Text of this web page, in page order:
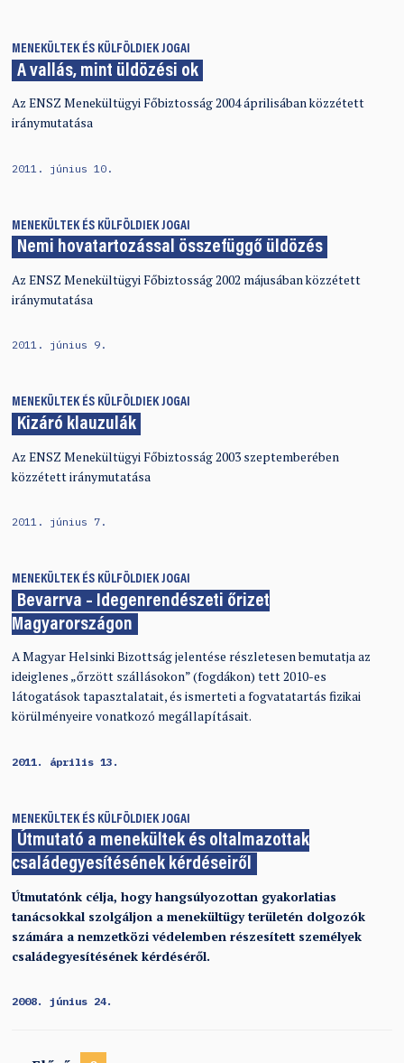
MENEKÜLTEK ÉS KÜLFÖLDIEK JOGAI
A vallás, mint üldözési ok
Az ENSZ Menekültügyi Főbiztosság 2004 áprilisában közzétett
iránymutatása
2011. június 10.
MENEKÜLTEK ÉS KÜLFÖLDIEK JOGAI
Nemi hovatartozással összefüggő üldözés
Az ENSZ Menekültügyi Főbiztosság 2002 májusában közzétett
iránymutatása
2011. június 9.
MENEKÜLTEK ÉS KÜLFÖLDIEK JOGAI
Kizáró klauzulák
Az ENSZ Menekültügyi Főbiztosság 2003 szeptemberében
közzétett iránymutatása
2011. június 7.
MENEKÜLTEK ÉS KÜLFÖLDIEK JOGAI
Bevarrva – Idegenrendészeti őrizet
Magyarországon
A Magyar Helsinki Bizottság jelentése részletesen bemutatja az
ideiglenes „őrzött szállásokon” (fogdákon) tett 2010-es
látogatások tapasztalatait, és ismerteti a fogvatatartás fizikai
körülményeire vonatkozó megállapításait.
2011. április 13.
MENEKÜLTEK ÉS KÜLFÖLDIEK JOGAI
Útmutató a menekültek és oltalmazottak
családegyesítésének kérdéseiről
Útmutatónk célja, hogy hangsúlyozottan gyakorlatias
tanácsokkal szolgáljon a menekültügy területén dolgozók
számára a nemzetközi védelemben részesített személyek
családegyesítésének kérdéséről.
2008. június 24.